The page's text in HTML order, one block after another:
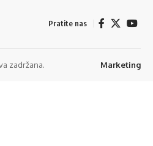
Pratite nas
zadržana. Marketing